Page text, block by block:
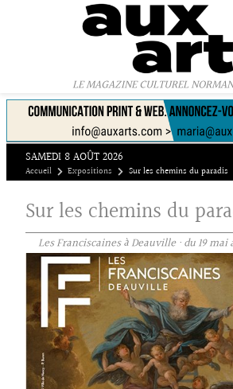
LE MAGAZINE CULTUREL
SAMEDI 8 AOÛT 2026
Accueil Expositions Sur les chemins du paradis
Sur les chemins du
Les Franciscaines à Deauville · du 19 mai
Panneau de gestion des cookies